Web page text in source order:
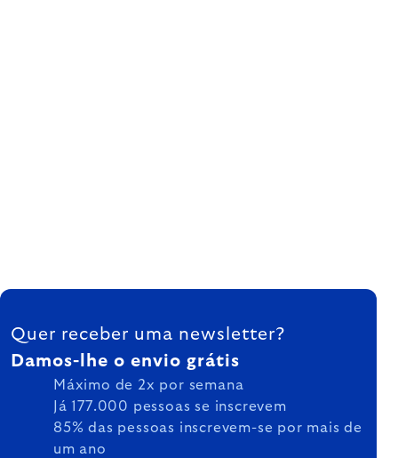
FOOTER
Quer receber uma newsletter?
Damos-lhe o envio grátis
Máximo de 2x por semana
Já 177.000 pessoas se inscrevem
85% das pessoas inscrevem-se por mais de
um ano